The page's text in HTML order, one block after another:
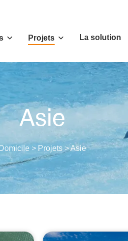
Projets La solution
Asie
Domicile > Projets >Asie